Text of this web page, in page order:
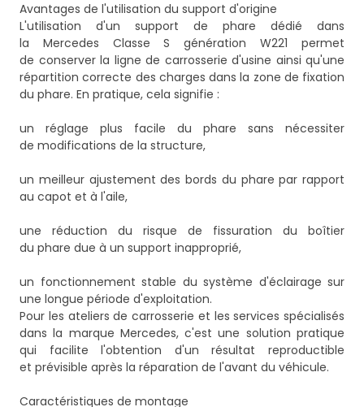
Avantages de l'utilisation du support d'origine
L'utilisation d'un support de phare dédié dans
la Mercedes Classe S génération W221 permet
de conserver la ligne de carrosserie d'usine ainsi qu'une
répartition correcte des charges dans la zone de fixation
du phare. En pratique, cela signifie :
un réglage plus facile du phare sans nécessiter
de modifications de la structure,
un meilleur ajustement des bords du phare par rapport
au capot et à l'aile,
une réduction du risque de fissuration du boîtier
du phare due à un support inapproprié,
un fonctionnement stable du système d'éclairage sur
une longue période d'exploitation.
Pour les ateliers de carrosserie et les services spécialisés
dans la marque Mercedes, c'est une solution pratique
qui facilite l'obtention d'un résultat reproductible
et prévisible après la réparation de l'avant du véhicule.
Caractéristiques de montage